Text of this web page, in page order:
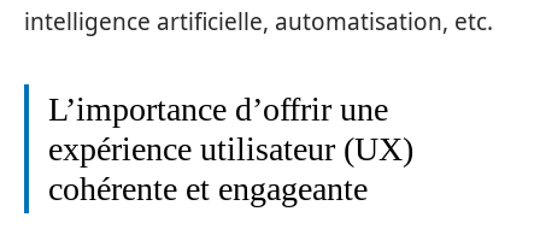
intelligence artificielle, automatisation, etc.
L’importance d’offrir une
expérience utilisateur (UX)
cohérente et engageante